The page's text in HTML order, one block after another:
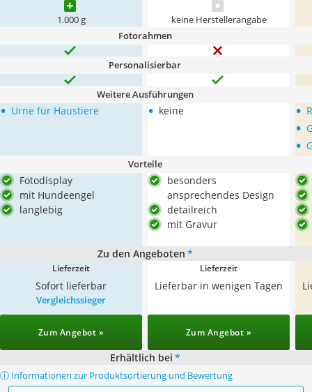
1.000 g keine Herstellerangabe
Fotorahmen
Personalisierbar
Weitere Ausführungen
• Urne für Haustiere • keine •
•
•
Vorteile
Fotodisplay
mit Hundeengel
langlebig
besonders
ansprechendes Design
detailreich
mit Gravur
Zu den Angeboten *
Lieferzeit
Sofort lieferbar
Lieferzeit
Lieferbar in wenigen Tagen
Vergleichssieger
Zum Angebot » Zum Angebot »
Erhältlich bei *
ⓘ Informationen zur Produktsortierung und Bewertung